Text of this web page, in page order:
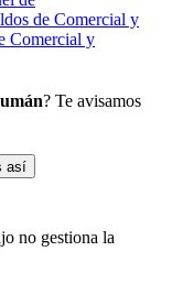
de Comercial y
Comercial y
? Te avisamos
así
no gestiona la